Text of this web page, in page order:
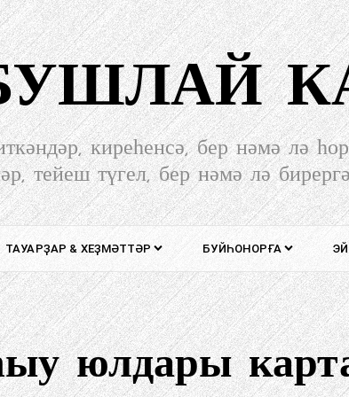
киреһенсә, бер нәмә лә
тейеш түгел, бер нәмә лә
ТАУАРҘАР & ХЕҘМӘТТӘР БУЙҺОНОРҒА
юлдары